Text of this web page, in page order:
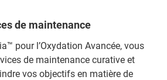
de maintenance
pour l’Oxydation Avancée, vous
de maintenance curative et
vos objectifs en matière de